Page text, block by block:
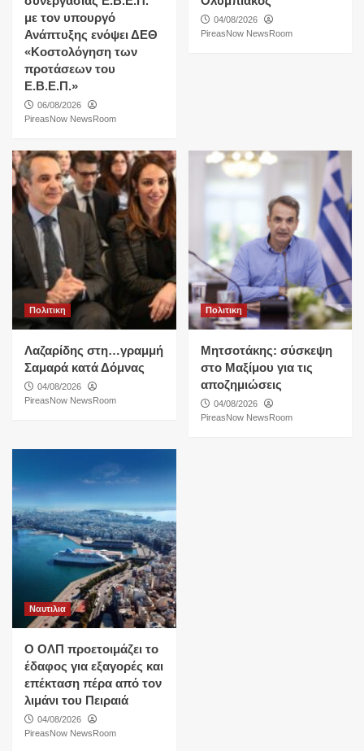
με τον υπουργό
Ανάπτυξης ενόψει ΔΕΘ
«Κοστολόγηση των
προτάσεων του
Ε.Β.Ε.Π.»
06/08/2026
PireasNow NewsRoom
04/08/2026
PireasNow NewsRoom
Πολιτικη
Λαζαρίδης στη…γραμμή
Σαμαρά κατά Δόμνας
04/08/2026
PireasNow NewsRoom
Πολιτικη
Μητσοτάκης: σύσκεψη
στο Μαξίμου για τις
αποζημιώσεις
04/08/2026
PireasNow NewsRoom
Ναυτιλια
O ΟΛΠ προετοιμάζει το
έδαφος για εξαγορές και
επέκταση πέρα από τον
λιμάνι του Πειραιά
04/08/2026
PireasNow NewsRoom